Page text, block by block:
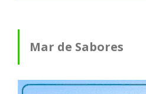
Mar de Sabores